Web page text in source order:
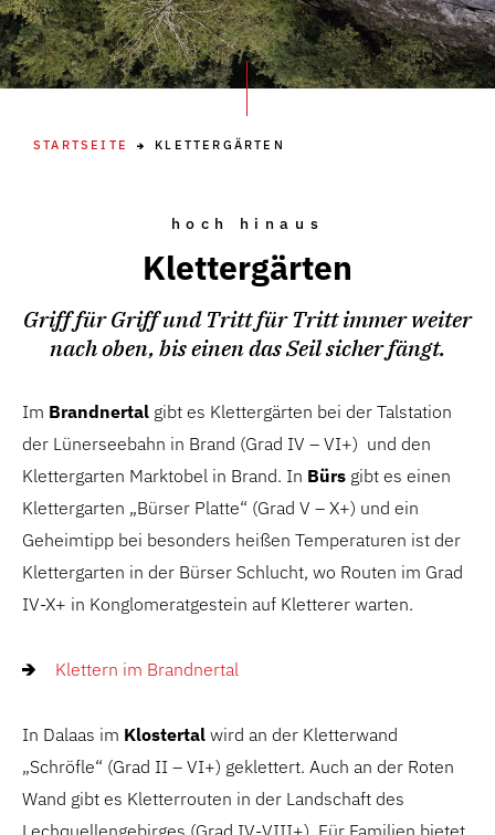
STARTSEITE KLETTERGÄRTEN
hoch hinaus
Klettergärten
Griff für Griff und Tritt für Tritt immer weiter
nach oben, bis einen das Seil sicher fängt.
Im Brandnertal gibt es Klettergärten bei der Talstation
der Lünerseebahn in Brand (Grad IV – VI+) und den
Klettergarten Marktobel in Brand. In Bürs gibt es einen
Klettergarten „Bürser Platte“ (Grad V – X+) und ein
Geheimtipp bei besonders heißen Temperaturen ist der
Klettergarten in der Bürser Schlucht, wo Routen im Grad
IV-X+ in Konglomeratgestein auf Kletterer warten.
Klettern im Brandnertal
In Dalaas im Klostertal wird an der Kletterwand
„Schröfle“ (Grad II – VI+) geklettert. Auch an der Roten
Wand gibt es Kletterrouten in der Landschaft des
Lechquellengebirges (Grad IV-VIII+). Für Familien bietet